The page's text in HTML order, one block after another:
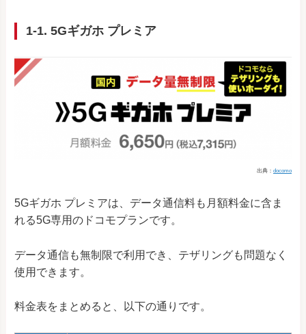
1-1. 5Gギガホ プレミア
出典： docomo
5Gギガホ プレミアは、データ通信料も月額料金に含ま
れる5G専用のドコモプランです。
データ通信も無制限で利用でき、テザリングも問題なく
使用できます。
料金表をまとめると、以下の通りです。